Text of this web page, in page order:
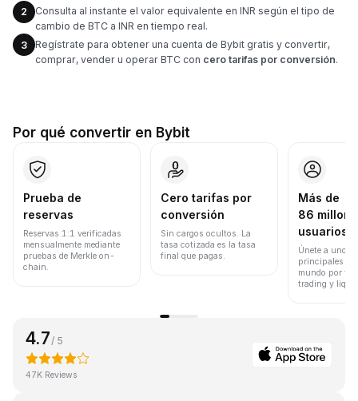
2
Consulta al instante el valor equivalente en INR según el tipo de
cambio de BTC a INR en tiempo real.
3
Regístrate para obtener una cuenta de Bybit gratis y convertir,
comprar, vender u operar BTC con cero tarifas por conversión.
Por qué convertir en Bybit
Prueba de
reservas
Reservas 1:1 verificadas
mensualmente mediante
pruebas de Merkle on-
chain.
Cero tarifas por
conversión
Sin cargos ocultos. La
tasa cotizada es la tasa
final que pagas.
Más de
86
usuarios
Únete a uno
principales
mundo por
trading y
4.7 / 5
47K Reviews